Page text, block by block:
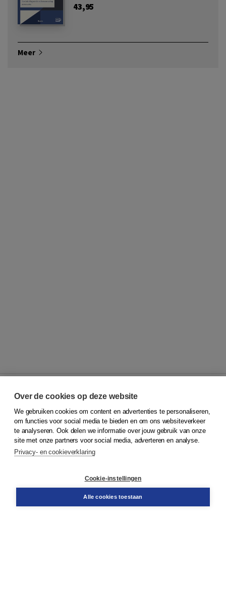
43,95
Meer
© 2026Koninklijke Boom uitgevers
Klantenservice
Service & informatie
Contact
Over de cookies op deze website
We gebruiken cookies om content en advertenties te personaliseren,
om functies voor social media te bieden en om ons websiteverkeer
te analyseren. Ook delen we informatie over jouw gebruik van onze
site met onze partners voor social media, adverteren en analyse.
Privacy- en cookieverklaring
Cookie-instellingen
Alle cookies toestaan